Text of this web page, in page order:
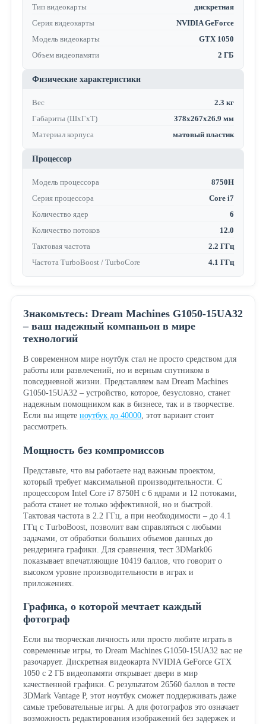
Тип видеокарты
дискретная
Серия видеокарты
NVIDIA GeForce
Модель видеокарты
GTX 1050
Объем видеопамяти
2 ГБ
Физические характеристики
Вес
2.3 кг
Габариты (ШхГхТ)
378x267x26.9 мм
Материал корпуса
матовый пластик
Процессор
Модель процессора
8750H
Серия процессора
Core i7
Количество ядер
6
Количество потоков
12.0
Тактовая частота
2.2 ГГц
Частота TurboBoost / TurboCore
4.1 ГГц
Знакомьтесь: Dream Machines G1050-15UA32
– ваш надежный компаньон в мире
технологий
В современном мире ноутбук стал не просто средством для
работы или развлечений, но и верным спутником в
повседневной жизни. Представляем вам Dream Machines
G1050-15UA32 – устройство, которое, безусловно, станет
надежным помощником как в бизнесе, так и в творчестве.
Если вы ищете ноутбук до 40000, этот вариант стоит
рассмотреть.
Мощность без компромиссов
Представьте, что вы работаете над важным проектом,
который требует максимальной производительности. С
процессором Intel Core i7 8750H с 6 ядрами и 12 потоками,
работа станет не только эффективной, но и быстрой.
Тактовая частота в 2.2 ГГц, а при необходимости – до 4.1
ГГц с TurboBoost, позволит вам справляться с любыми
задачами, от обработки больших объемов данных до
рендеринга графики. Для сравнения, тест 3DMark06
показывает впечатляющие 10419 баллов, что говорит о
высоком уровне производительности в играх и
приложениях.
Графика, о которой мечтает каждый
фотограф
Если вы творческая личность или просто любите играть в
современные игры, то Dream Machines G1050-15UA32 вас не
разочарует. Дискретная видеокарта NVIDIA GeForce GTX
1050 с 2 ГБ видеопамяти открывает двери в мир
качественной графики. С результатом 26560 баллов в тесте
3DMark Vantage P, этот ноутбук сможет поддерживать даже
самые требовательные игры. А для фотографов это означает
возможность редактирования изображений без задержек и